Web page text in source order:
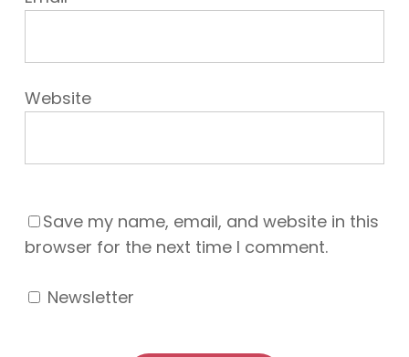
Website
Save my name, email, and website in this
browser for the next time I comment.
Newsletter